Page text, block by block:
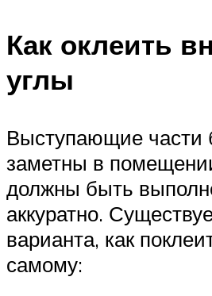
Как оклеить
углы
Выступающие части
заметны в
должны быть
аккуратно.
варианта, как
самому: